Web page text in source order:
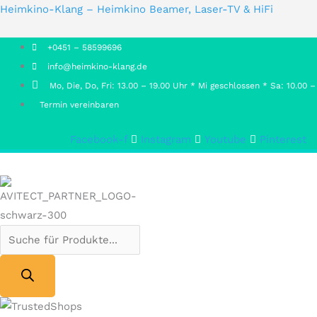
Heimkino-Klang – Heimkino Beamer, Laser-TV & HiFi
+0451 – 58599696
info@heimkino-klang.de
Mo, Die, Do, Fri: 13.00 – 19.00 Uhr * Mi geschlossen * Sa: 10.00
Termin vereinbaren
Facebook-f Instagram Youtube Pinterest
Products
Products